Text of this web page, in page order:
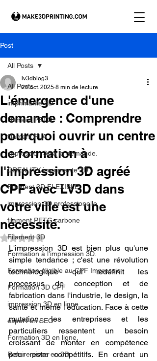
Post
All Posts
imprimante 3D
filament PETG
filament PLA
impression 3d à la demande.
CREALITY imprimante 3D
Filament 3D FLEXIBLE
impression 3D professionelle
filament PETG carbone
Filament 3D
Formation à l'impression 3D.
Formation éligible au CPF Impressio
Formation 3D CPF
impression 3D en ligne
expert en SEO
Formation 3D en ligne.
Refaire piece en 3D
All Posts
L'émergence d'une
demande : Comprendre
pourquoi ouvrir un centre
de formation à
l'impression 3D agréé
CPF avec LV3D dans
votre ville est une
nécessité.
lv3dblog3
24 oct. 2025 8 min de lecture
Noté NaN étoiles sur 5.
L'impression 3D est bien plus qu'une
simple tendance ; c'est une révolution
technologique qui redéfinit les
processus de conception et de
fabrication dans l'industrie, le design, la
santé et même l'éducation. Face à cette
mutation, les entreprises et les
particuliers ressentent un besoin
croissant de monter en compétence